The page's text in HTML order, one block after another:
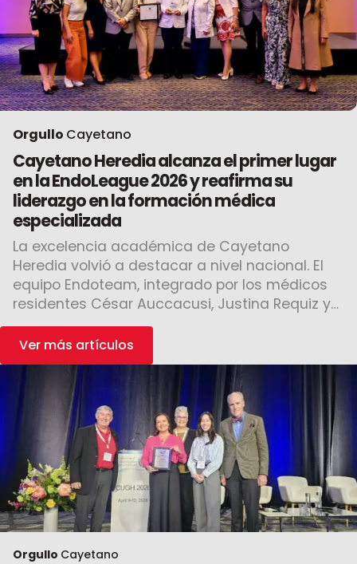
Orgullo Cayetano
Cayetano Heredia alcanza el primer lugar
en la EndoLeague 2026 y reafirma su
liderazgo en la formación médica
especializada
La excelencia académica de Cayetano
Heredia volvió a destacar a nivel nacional. El
equipo Endoteam, integrado por los médicos
residentes César Auccacusi, Justina Requiz y
Andrea Niño de Guzmán, obtuvo […]
Ver más artículos
Orgullo Cayetano